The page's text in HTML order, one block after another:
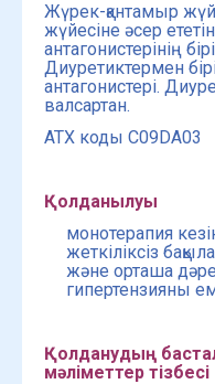
Жүрек-қантамыр
жүйесіне әсер
антагонистерінің
Диуретиктермен
антагонистері.
валсартан.
ATХ коды C09DA03
Қолданылуы
монотерапия
жеткіліксіз
және орташа
гипертензияны
Қолданудың
мәліметтер тізбесі